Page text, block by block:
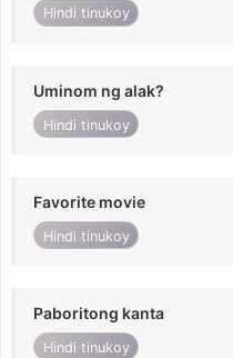
Hindi tinukoy
Uminom ng alak?
Hindi tinukoy
Favorite movie
Hindi tinukoy
Paboritong kanta
Hindi tinukoy